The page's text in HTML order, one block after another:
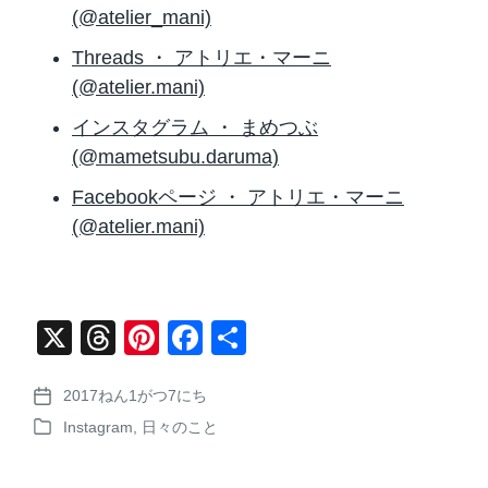
(@atelier_mani)
Threads ・ アトリエ・マーニ
(@atelier.mani)
インスタグラム ・ まめつぶ
(@mametsubu.daruma)
Facebookページ ・ アトリエ・マーニ
(@atelier.mani)
X
T
e
a
Pi
er
e
F
c
e
P
o
2017ねん1がつ7にち
P
Instagram 日々のこと